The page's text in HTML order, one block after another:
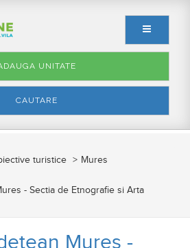
CAUTARE
UNITATE
turistice
Mures
- Sectia de Etnografie si Arta
Mures -